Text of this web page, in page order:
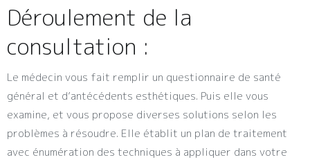
Déroulement de la
consultation :
Le médecin vous fait remplir un questionnaire de santé
général et d’antécédents esthétiques. Puis elle vous
examine, et vous propose diverses solutions selon les
problèmes à résoudre. Elle établit un plan de traitement
avec énumération des techniques à appliquer dans votre